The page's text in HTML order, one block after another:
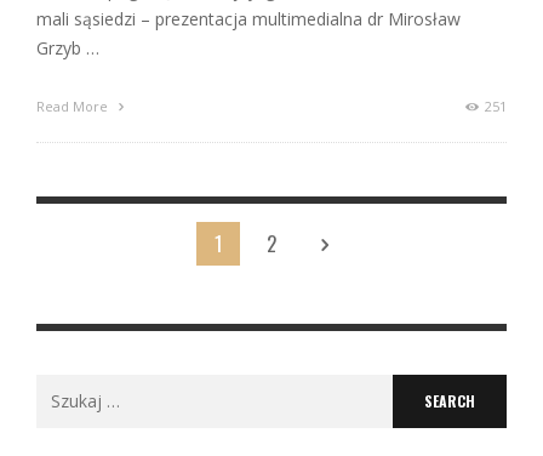
mali sąsiedzi – prezentacja multimedialna dr Mirosław
Grzyb …
Read More 251
1 2